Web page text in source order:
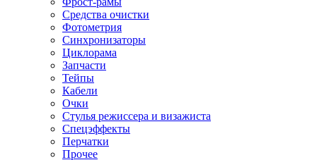
Средства очистки
Фотометрия
Синхронизаторы
Циклорама
Запчасти
Тейпы
Кабели
Очки
Стулья режиссера и визажиста
Спецэффекты
Перчатки
Прочее